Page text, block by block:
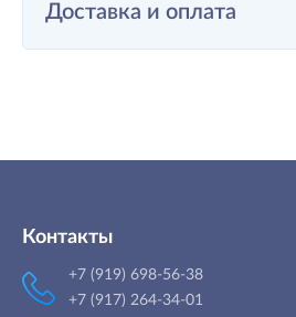
Доставка и оплата
Контакты
+7 (919) 698-56-38
+7 (917) 264-34-01